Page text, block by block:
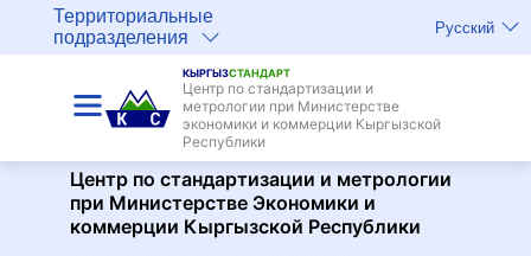
Территориальные
подразделения
Русский
КЫРГЫЗСТАНДАРТ
Центр по стандартизации и
метрологии при Министерстве
экономики и коммерции Кыргызской
Республики
Центр по стандартизации и метрологии
при Министерстве Экономики и
коммерции Кыргызской Республики